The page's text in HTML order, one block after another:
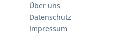
Über uns
Datenschutz
Impressum